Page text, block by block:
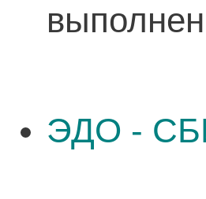
ЭДО -